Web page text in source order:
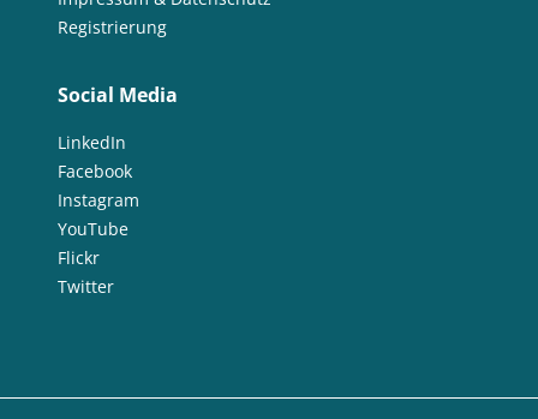
Registrierung
Social Media
LinkedIn
Facebook
Instagram
YouTube
Flickr
Twitter